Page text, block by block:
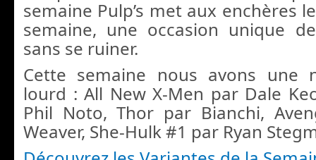
semaine Pulp’s met aux enchères
semaine, une occasion unique
sans se ruiner.
Cette semaine nous avons une
lourd : All New X-Men par Dale
Phil Noto, Thor par Bianchi,
Weaver, She-Hulk #1 par Ryan